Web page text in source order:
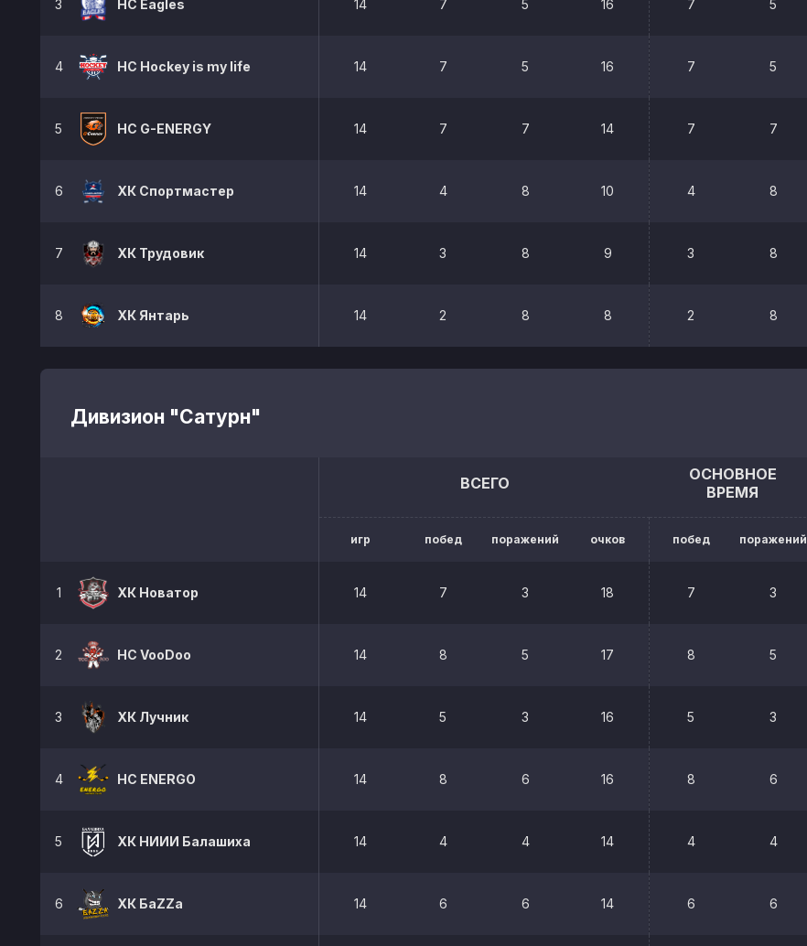
3 HC Eagles 14 7 5 16 7 5
4 НС Hockey is my life 14 7 5 16 7 5
5 HC G-ENERGY 14 7 7 14 7 7
6 ХК Спортмастер 14 4 8 10 4 8
7 ХК Трудовик 14 3 8 9 3 8
8 ХК Янтарь 14 2 8 8 2 8
Дивизион "Сатурн"
ВСЕГО
игр побед поражений очков
ОСНОВНОЕ
ВРЕМЯ
побед поражений
1 ХК Новатор 14 7 3 18 7 3
2 HC VooDoo 14 8 5 17 8 5
3 ХК Лучник 14 5 3 16 5 3
4 HC ENERGO 14 8 6 16 8 6
5 ХК НИИИ Балашиха 14 4 4 14 4 4
6 ХК БаZZа 14 6 6 14 6 6